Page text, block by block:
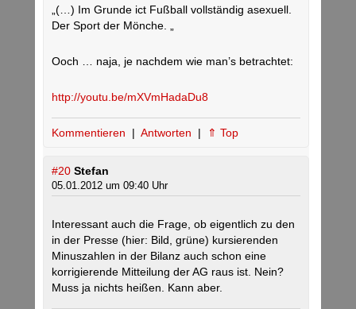
„(…) Im Grunde ict Fußball vollständig asexuell.
Der Sport der Mönche. „
Ooch … naja, je nachdem wie man’s betrachtet:
http://youtu.be/mXVmHadaDu8
Kommentieren | Antworten | ⇑ Top
#20 Stefan
05.01.2012 um 09:40 Uhr
Interessant auch die Frage, ob eigentlich zu den
in der Presse (hier: Bild, grüne) kursierenden
Minuszahlen in der Bilanz auch schon eine
korrigierende Mitteilung der AG raus ist. Nein?
Muss ja nichts heißen. Kann aber.